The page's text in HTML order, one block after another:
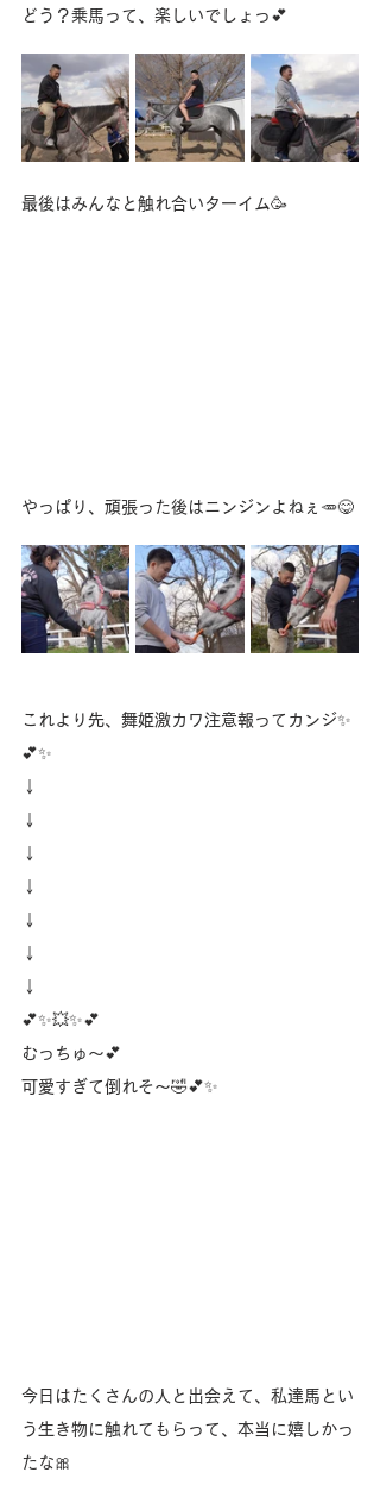
どう？乗馬って、楽しいでしょっ💕
最後はみんなと触れ合いターイム🥳
やっぱり、頑張った後はニンジンよねぇ🥕😋
これより先、舞姫激カワ注意報ってカンジ✨
💕✨
↓
↓
↓
↓
↓
↓
↓
💕✨💥✨💕
むっちゅ〜💕
可愛すぎて倒れそ〜🤣💕✨
今日はたくさんの人と出会えて、私達馬とい
う生き物に触れてもらって、本当に嬉しかっ
たな🎀